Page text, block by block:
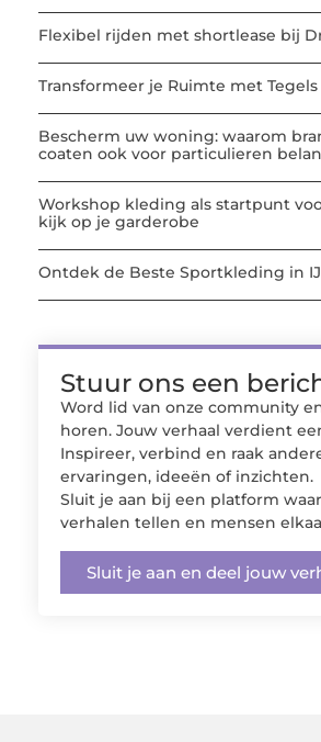
Flexibel rijden met shortlease bij
Transformeer je Ruimte met
Bescherm uw woning: waarom
coaten ook voor particulieren
Workshop kleding als startpunt
kijk op je garderobe
Ontdek de Beste Sportkleding in
Stuur ons een
Word lid van onze community
horen. Jouw verhaal verdient
Inspireer, verbind en raak
ervaringen, ideeën of inzichten.
Sluit je aan bij een platform
verhalen tellen en mensen
Sluit je aan en deel jouw